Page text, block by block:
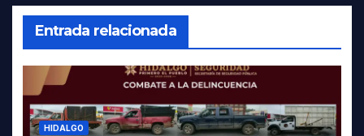
Entrada relacionada
HIDALGO